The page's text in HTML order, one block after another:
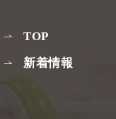
TOP
新着情報